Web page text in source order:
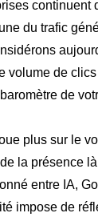
continuent
du trafic
volume de
de
plus sur le
la présence
entre IA,
impose de